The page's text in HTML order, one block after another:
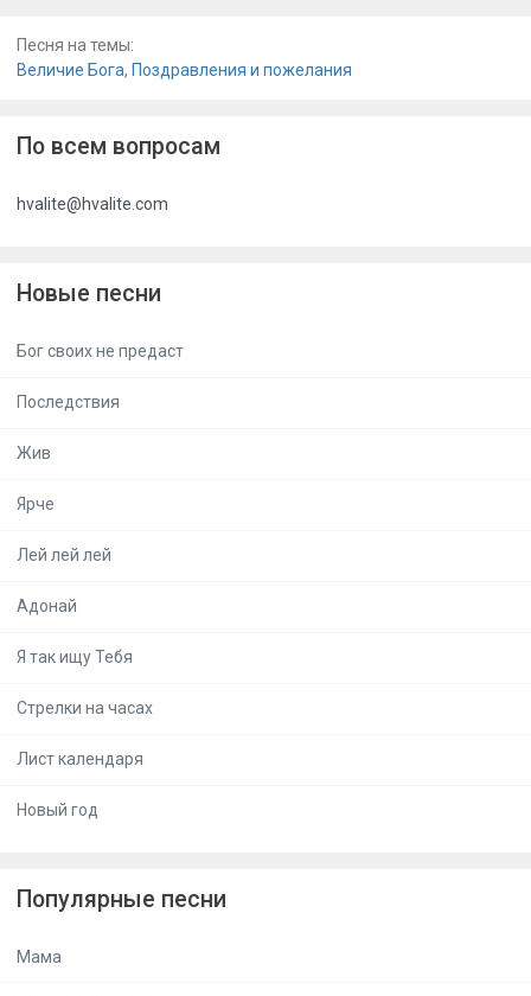
Песня на темы:
Величие Бога, Поздравления и пожелания
По всем вопросам
hvalite@hvalite.com
Новые песни
Бог своих не предаст
Последствия
Жив
Ярче
Лей лей лей
Адонай
Я так ищу Тебя
Стрелки на часах
Лист календаря
Новый год
Популярные песни
Мама